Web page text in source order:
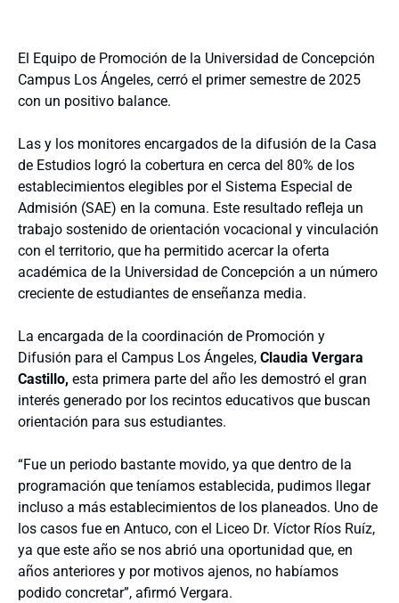
El Equipo de Promoción de la Universidad de Concepción
Campus Los Ángeles, cerró el primer semestre de 2025
con un positivo balance.
Las y los monitores encargados de la difusión de la Casa
de Estudios logró la cobertura en cerca del 80% de los
establecimientos elegibles por el Sistema Especial de
Admisión (SAE) en la comuna. Este resultado refleja un
trabajo sostenido de orientación vocacional y vinculación
con el territorio, que ha permitido acercar la oferta
académica de la Universidad de Concepción a un número
creciente de estudiantes de enseñanza media.
La encargada de la coordinación de Promoción y
Difusión para el Campus Los Ángeles, Claudia Vergara
Castillo, esta primera parte del año les demostró el gran
interés generado por los recintos educativos que buscan
orientación para sus estudiantes.
“Fue un periodo bastante movido, ya que dentro de la
programación que teníamos establecida, pudimos llegar
incluso a más establecimientos de los planeados. Uno de
los casos fue en Antuco, con el Liceo Dr. Víctor Ríos Ruíz,
ya que este año se nos abrió una oportunidad que, en
años anteriores y por motivos ajenos, no habíamos
podido concretar”, afirmó Vergara.